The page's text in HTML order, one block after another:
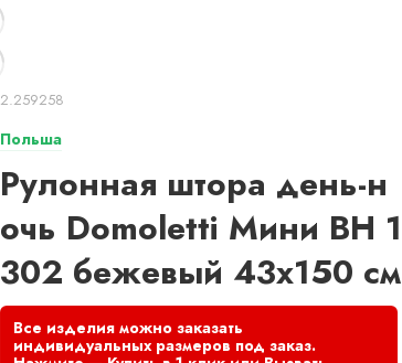
2.259258
Польша
Рулонная штора день-н
очь Domoletti Мини BH 1
302 бежевый 43x150 см